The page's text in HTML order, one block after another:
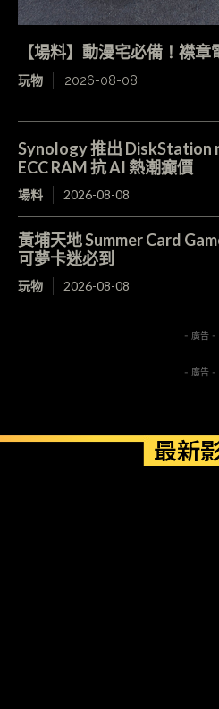
【場料】動漫宅必備！襟
玩物 2026-08-08
Synology 推出
ECC RAM 抗 AI 熱潮癲價
場料 2026-08-08
黃埔天地 Summer Card
可夢卡迷必到
玩物 2026-08-08
- 廣告 -
- 廣告 -
最新